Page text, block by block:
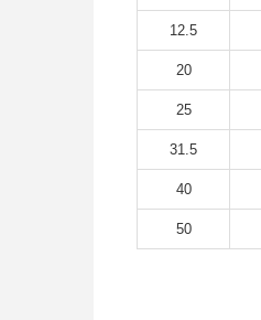
12.5
20
25
31.5
40
50